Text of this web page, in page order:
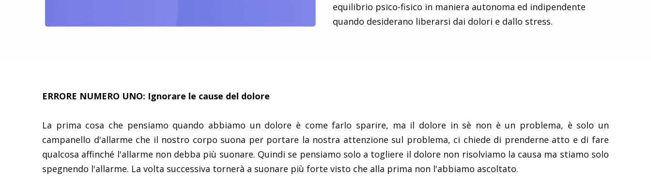
equilibrio psico-fisico in maniera autonoma ed indipendente
quando desiderano liberarsi dai dolori e dallo stress.
ERRORE NUMERO UNO: Ignorare le cause del dolore
La prima cosa che pensiamo quando abbiamo un dolore è come farlo sparire, ma il dolore in sè non è un problema, è solo un
campanello d'allarme che il nostro corpo suona per portare la nostra attenzione sul problema, ci chiede di prenderne atto e di fare
qualcosa affinché l'allarme non debba più suonare. Quindi se pensiamo solo a togliere il dolore non risolviamo la causa ma stiamo solo
spegnendo l'allarme. La volta successiva tornerà a suonare più forte visto che alla prima non l'abbiamo ascoltato.